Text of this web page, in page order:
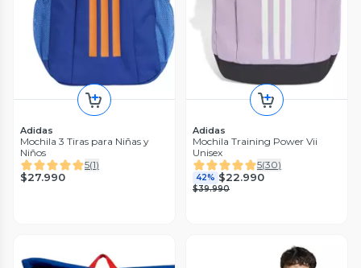
Adidas
Mochila 3 Tiras para Niñas y
Niños
5(1)
$27.990
Adidas
Mochila Training Power Vii
Unisex
5(30)
42% $22.990
$39.990